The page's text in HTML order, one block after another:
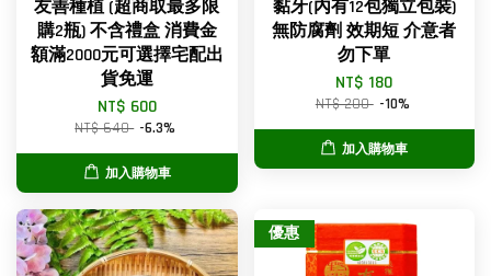
友善種植 (超商取最多限
購2瓶) 不含禮盒 消費金
額滿2000元可選擇宅配出
貨免運
NT$ 600
NT$ 640 -6.3%
加入購物車
黏牙(內有12包獨立包裝)
無防腐劑 效期短 介意者
勿下單
NT$ 180
NT$ 200 -10%
加入購物車
優惠